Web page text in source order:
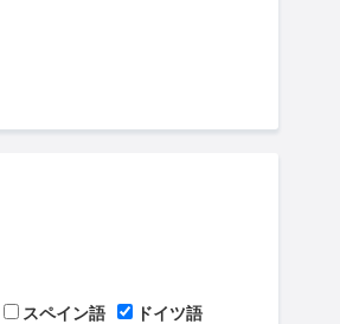
スペイン語
ドイツ語